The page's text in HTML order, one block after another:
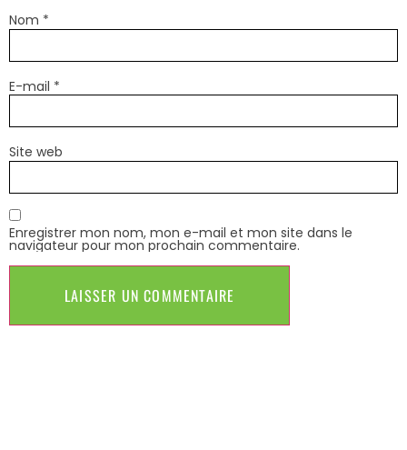
Nom *
E-mail *
Site web
Enregistrer mon nom, mon e-mail et mon site dans le
navigateur pour mon prochain commentaire.